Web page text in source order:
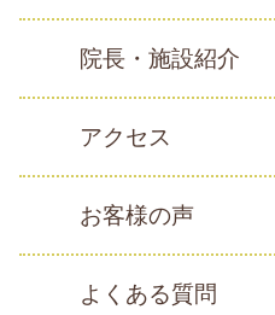
院長・施設紹介
アクセス
お客様の声
よくある質問